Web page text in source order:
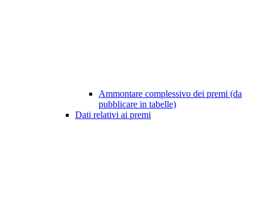
Ammontare complessivo dei premi (da
pubblicare in tabelle)
Dati relativi ai premi